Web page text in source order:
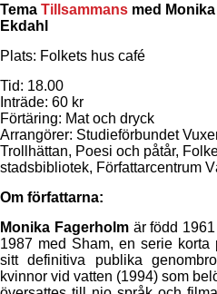
Tema Tillsammans med
Ekdahl
Plats: Folkets hus café
Tid: 18.00
Inträde: 60 kr
Förtäring: Mat och dryck
Arrangörer: Studieförbundet
Trollhättan, Poesi och påtår,
stadsbibliotek, Författarcentrum
Om författarna:
Monika Fagerholmär född 1961
1987 med Sham, en serie korta
sitt definitiva publika
kvinnor vid vatten (1994) som